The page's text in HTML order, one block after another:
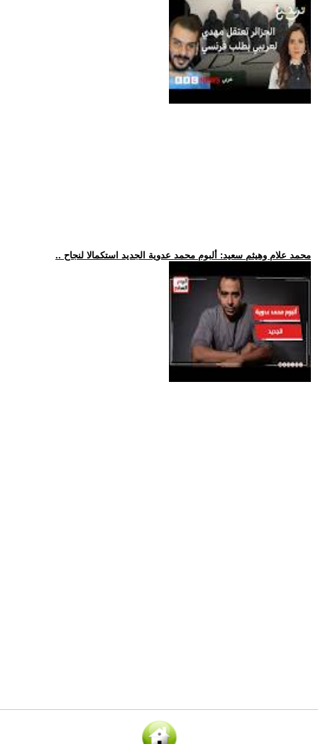
.. محمد علام وهيثم سعيد: ألبوم محمد عدوية الجديد استكمالا لنجاح